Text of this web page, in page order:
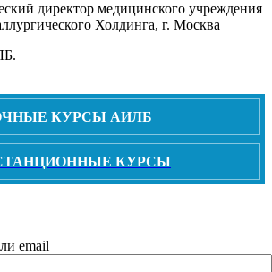
директор медицинского учреждения
Холдинга, г. Москва
КУРСЫ АИЛБ
КУРСЫ
email